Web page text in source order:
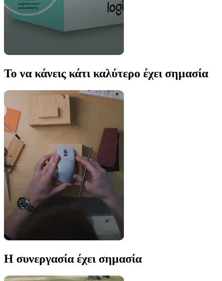
Το να κάνεις κάτι καλύτερο έχει σημασία
Η συνεργασία έχει σημασία